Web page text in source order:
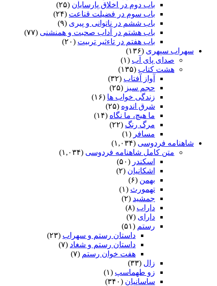
باب دوم در اخلاق پارسایان (۲۵)
باب سوم در فضیلت قناعت (۲۴)
باب ششم در ناتوانى و پیرى (۹)
باب هشتم در آداب صحبت و همنشنى (۷۷)
باب هفتم در تاءثیر تربیت (۲۰)
سهراب سپهری (۱۳۶)
صدای پای آب (۱)
هشت کتاب (۱۳۵)
آواز آفتاب (۳۲)
حجم سبز (۲۵)
زندگی خواب ها (۱۶)
شرق اندوه (۲۵)
ما هیچ، ما نگاه (۱۴)
مرگ رنگ (۲۲)
مسافر (۱)
شاهنامه فردوسی (۱,۰۳۴)
متن کامل شاهنامه فردوسی (۱,۰۳۴)
اسکندر (۵۰)
اشکانیان (۲)
بهمن (۶)
تهمورث (۱)
جمشید (۲)
داراب (۸)
دارای (۷)
رستم (۵۱)
داستان رستم و سهراب (۲۳)
داستان رستم و شغاد (۷)
هفت خوان رستم‏ (۷)
زال (۳۳)
زو طهماسپ‏ (۱)
ساسانیان (۳۴۰)